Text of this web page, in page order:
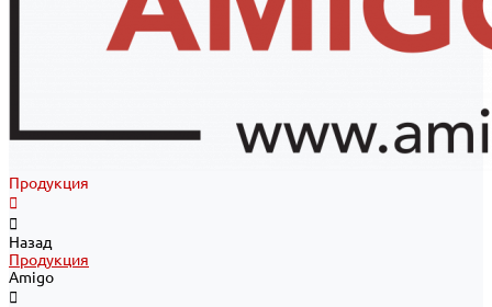
Продукция
Назад
Продукция
Amigo